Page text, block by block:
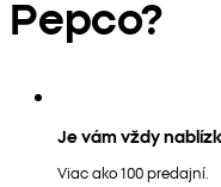
Pepco?
Je vám vždy
Viac ako 100 predajní.